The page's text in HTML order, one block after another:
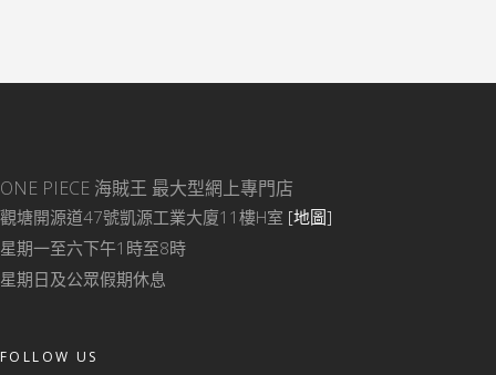
ONE PIECE 海賊王 最大型網上專門店
觀塘開源道47號凱源工業大廈11樓H室 [地圖]
星期一至六下午1時至8時
星期日及公眾假期休息
FOLLOW US